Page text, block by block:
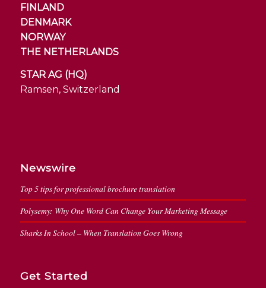
FINLAND
DENMARK
NORWAY
THE NETHERLANDS
STAR AG (HQ)
Ramsen, Switzerland
Newswire
Top 5 tips for professional brochure translation
Polysemy: Why One Word Can Change Your Marketing Message
Sharks In School – When Translation Goes Wrong
Get Started